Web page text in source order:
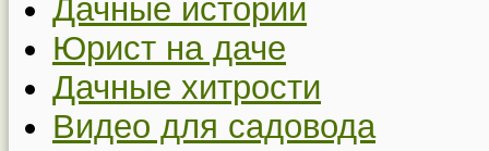
Дачные истории
Юрист на даче
Дачные хитрости
Видео для садовода